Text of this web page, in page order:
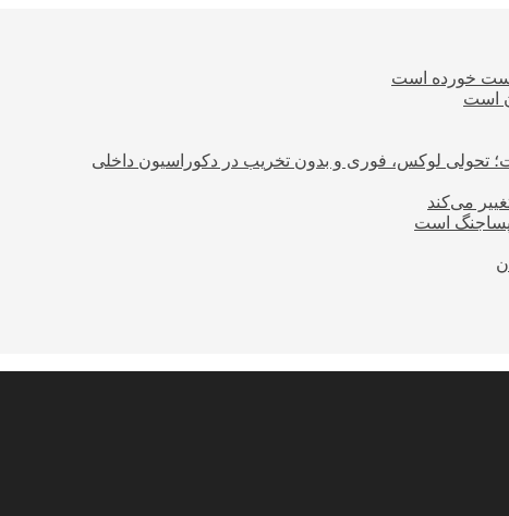
خورده است
است
تحولی لوکس، فوری و بدون تخریب در دکوراسیون داخلی
می‌کند
پساجنگ است